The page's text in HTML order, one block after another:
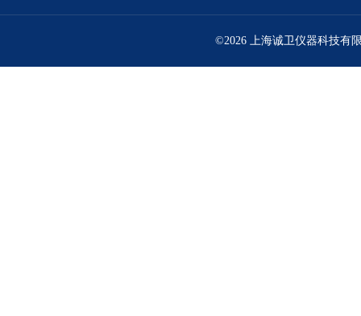
©2026 上海诚卫仪器科技有